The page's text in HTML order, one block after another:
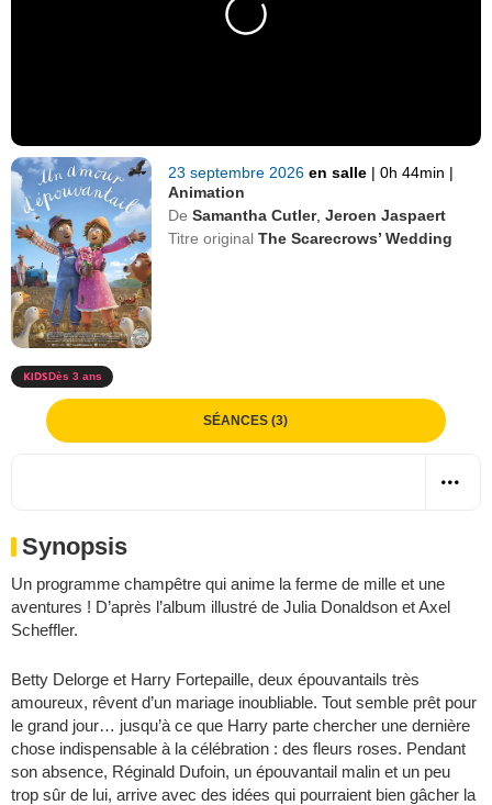
23 septembre 2026en salle | 0h 44min |
Animation
De Samantha Cutler,Jeroen Jaspaert
Titre originalThe Scarecrows’ Wedding
Dès 3 ans
SÉANCES (3)
Synopsis
Un programme champêtre qui anime la ferme de mille et une
aventures ! D’après l’album illustré de Julia Donaldson et Axel
Scheffler.
Betty Delorge et Harry Fortepaille, deux épouvantails très
amoureux, rêvent d’un mariage inoubliable. Tout semble prêt pour
le grand jour… jusqu’à ce que Harry parte chercher une dernière
chose indispensable à la célébration : des fleurs roses. Pendant
son absence, Réginald Dufoin, un épouvantail malin et un peu
trop sûr de lui, arrive avec des idées qui pourraient bien gâcher la